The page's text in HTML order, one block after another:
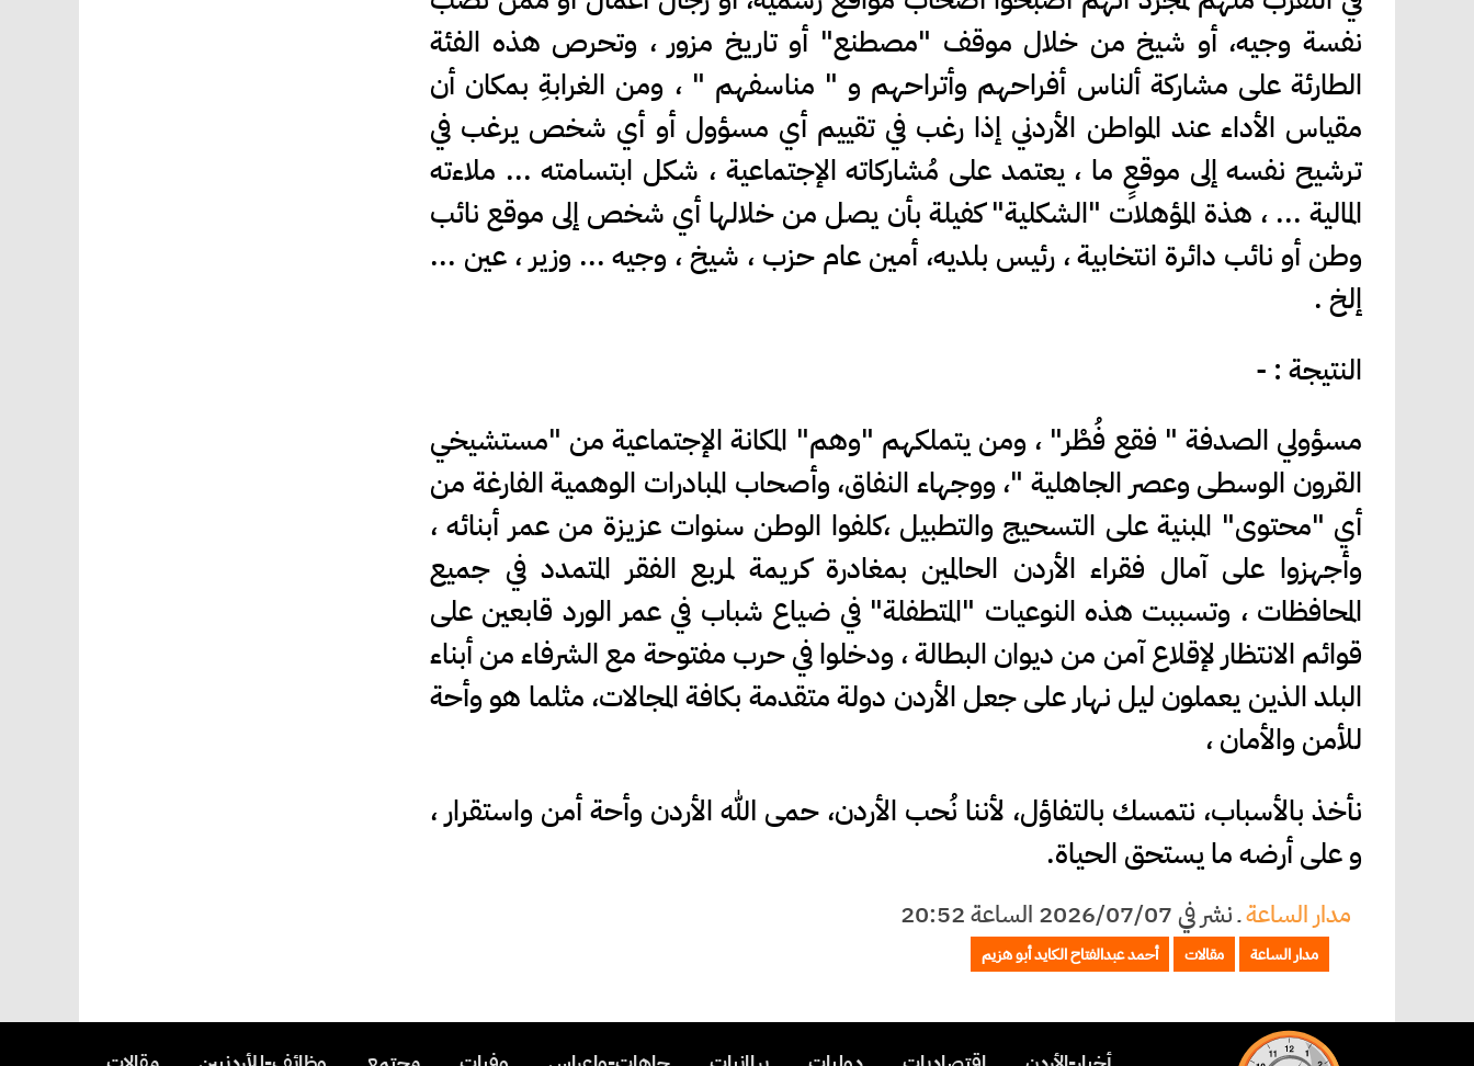
نفسة وجيه، أو شيخ من خلال موقف "مصطنع" أو تاريخ مزور ، وتحرص هذه الفئة
الطارئة على مشاركة ألناس أفراحهم وأتراحهم و " مناسفهم " ، ومن الغرابةِ بمكان أن
مقياس الأداء عند المواطن الأردني إذا رغب في تقييم أي مسؤول أو أي شخص يرغب في
ترشيح نفسه إلى موقعٍ ما ، يعتمد على مُشاركاته الإجتماعية ، شكل ابتسامته ... ملاءته
المالية ... ، هذة المؤهلات "الشكلية" كفيلة بأن يصل من خلالها أي شخص إلى موقع نائب
وطن أو نائب دائرة انتخابية ، رئيس بلديه، أمين عام حزب ، شيخ ، وجيه ... وزير ، عين ...
إلخ .
النتيجة : -
مسؤولي الصدفة " فقع فُطْر" ، ومن يتملكهم "وهم" المكانة الإجتماعية من "مستشيخي
القرون الوسطى وعصر الجاهلية "، ووجهاء النفاق، وأصحاب المبادرات الوهمية الفارغة من
أي "محتوى" المبنية على التسحيج والتطبيل ،كلفوا الوطن سنوات عزيزة من عمر أبنائه ،
وأجهزوا على آمال فقراء الأردن الحالمين بمغادرة كريمة لمربع الفقر المتمدد في جميع
المحافظات ، وتسببت هذه النوعيات "المتطفلة" في ضياع شباب في عمر الورد قابعين على
قوائم الانتظار لإقلاع آمن من ديوان البطالة ، ودخلوا في حرب مفتوحة مع الشرفاء من أبناء
البلد الذين يعملون ليل نهار على جعل الأردن دولة متقدمة بكافة المجالات، مثلما هو وأحة
للأمن والأمان ،
نأخذ بالأسباب، نتمسك بالتفاؤل، لأننا نُحب الأردن، حمى الله الأردن وأحة أمن واستقرار ،
و على أرضه ما يستحق الحياة.
مدار الساعةـنشر في 2026/07/07 الساعة 20:52
مدار الساعة مقالات أحمد عبدالفتاح الكايد أبو هزيم